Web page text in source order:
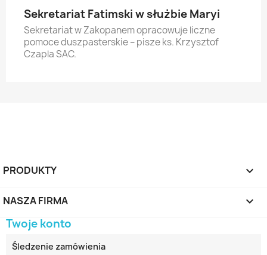
Sekretariat Fatimski w służbie Maryi
Sekretariat w Zakopanem opracowuje liczne
pomoce duszpasterskie – pisze ks. Krzysztof
Czapla SAC.
PRODUKTY 
NASZA FIRMA 
Twoje konto
Śledzenie zamówienia